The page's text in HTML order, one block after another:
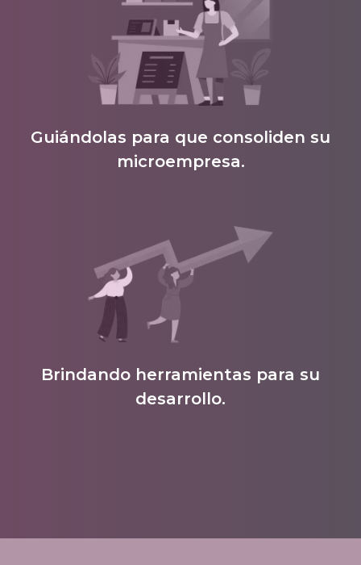
Guiándolas para que consoliden su
microempresa.
Brindando herramientas para su
desarrollo.